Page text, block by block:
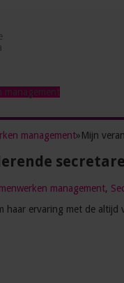
management
management»Mijn
management,
haar ervaring met de altijd